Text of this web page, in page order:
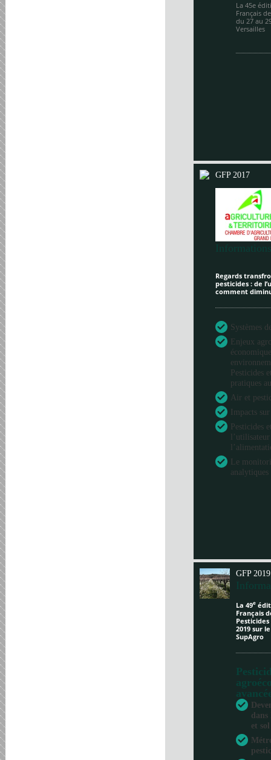
La 45e
Français
du 27 au
Versailles
GFP 2017
Regards
pesticides : de
comment
Systèmes
Enjeux
Pesticides
pratiques
Air et
Impacts
Pesticides
Le
GFP 2019
La 49e
Français
2019 sur
SupAgro
dans
et sol